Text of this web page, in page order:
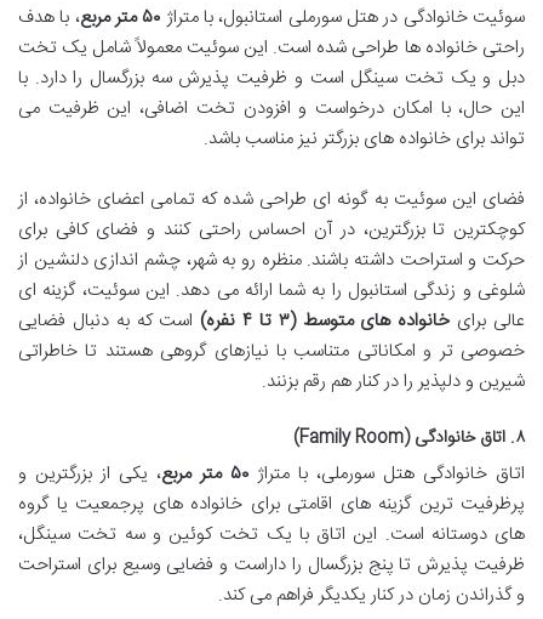
سوئیت خانوادگی در هتل سورملی استانبول، با متراژ ۵۰ متر مربع
، با هدف
راحتی خانواده ها طراحی شده است. این سوئیت معمولاً شامل یک تخت
دبل و یک تخت سینگل است و ظرفیت پذیرش سه بزرگسال را دارد. با
این حال، با امکان درخواست و افزودن تخت اضافی، این ظرفیت می
تواند برای خانواده های بزرگتر نیز مناسب باشد.
فضای این سوئیت به گونه ای طراحی شده که تمامی اعضای خانواده، از
کوچکترین تا بزرگترین، در آن احساس راحتی کنند و فضای کافی برای
حرکت و استراحت داشته باشند. منظره رو به شهر، چشم اندازی دلنشین از
شلوغی و زندگی استانبول را به شما ارائه می دهد. این سوئیت، گزینه ای
عالی برایخانواده های متوسط (۳ تا ۴ نفره)
است که به دنبال فضایی
خصوصی تر و امکاناتی متناسب با نیازهای گروهی هستند تا خاطراتی
شیرین و دلپذیر را در کنار هم رقم بزنند.
۸. اتاق خانوادگی (Family Room)
اتاق خانوادگی هتل سورملی، با متراژ ۵۰ متر مربع
، یکی از بزرگترین و
پرظرفیت ترین گزینه های اقامتی برای خانواده های پرجمعیت یا گروه
های دوستانه است. این اتاق با یک تخت کوئین و سه تخت سینگل،
ظرفیت پذیرش تا پنج بزرگسال را داراست و فضایی وسیع برای استراحت
و گذراندن زمان در کنار یکدیگر فراهم می کند.